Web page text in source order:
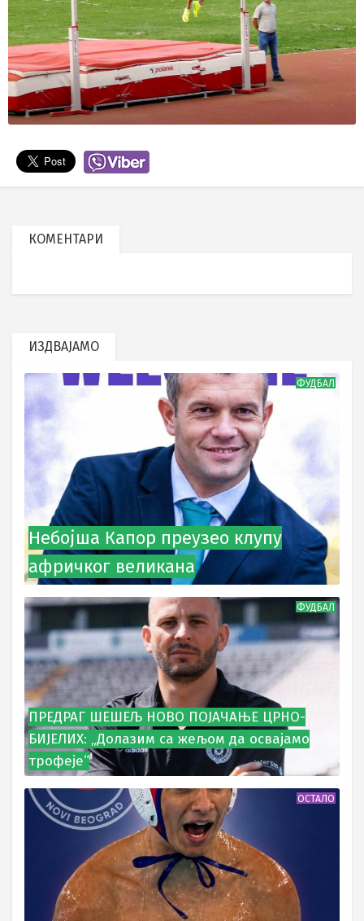
КОМЕНТАРИ
ИЗДВАЈАМО
ФУДБАЛ
Небојша Капор преузео клупу
афричког великана
ФУДБАЛ
ПРЕДРАГ ШЕШЕЉ НОВО ПОЈАЧАЊЕ ЦРНО-
БИЈЕЛИХ: „Долазим са жељом да освајамо
трофеје“
ОСТАЛО